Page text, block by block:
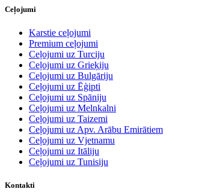
Ceļojumi
Karstie ceļojumi
Premium ceļojumi
Ceļojumi uz Turciju
Ceļojumi uz Grieķiju
Ceļojumi uz Bulgāriju
Ceļojumi uz Ēģipti
Ceļojumi uz Spāniju
Ceļojumi uz Melnkalni
Ceļojumi uz Taizemi
Ceļojumi uz Apv. Arābu Emirātiem
Ceļojumi uz Vjetnamu
Ceļojumi uz Itāliju
Ceļojumi uz Tunisiju
Kontakti